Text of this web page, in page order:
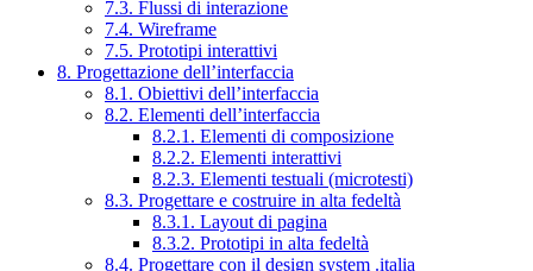
7.3. Flussi di interazione
7.4. Wireframe
7.5. Prototipi interattivi
8. Progettazione dell’interfaccia
8.1. Obiettivi dell’interfaccia
8.2. Elementi dell’interfaccia
8.2.1. Elementi di composizione
8.2.2. Elementi interattivi
8.2.3. Elementi testuali (microtesti)
8.3. Progettare e costruire in alta fedeltà
8.3.1. Layout di pagina
8.3.2. Prototipi in alta fedeltà
8.4. Progettare con il design system .italia